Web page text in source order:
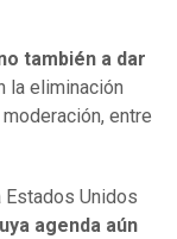
también a dar
la eliminación
entre
Unidos
agenda aún